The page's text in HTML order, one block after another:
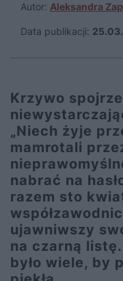
Autor: Aleksandra
Data publikacji:
Krzywo
„Niech żyje
mamrotali
nabrać na
razem sto
ujawniwszy
na czarną
było wiele, by